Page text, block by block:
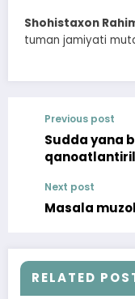
Shohistaxon
tuman jamiyati
Previous post
Sudda yana
Next post
Masala
RELATED